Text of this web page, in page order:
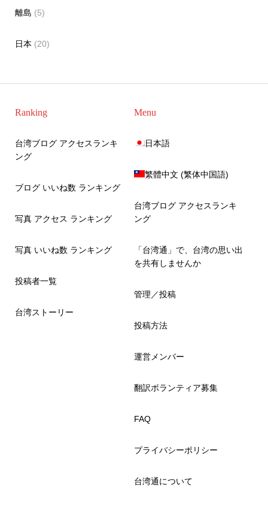
離島 (5)
日本 (20)
Ranking
台湾ブログ アクセスランキ
ング
ブログ いいね数 ランキング
写真 アクセス ランキング
写真 いいね数 ランキング
投稿者一覧
台湾ストーリー
Menu
日本語
繁體中文 (繁体中国語)
台湾ブログ アクセスランキ
ング
「台湾通」で、台湾の思い出
を共有しませんか
管理／投稿
投稿方法
運営メンバー
翻訳ボランティア募集
FAQ
プライバシーポリシー
台湾通について